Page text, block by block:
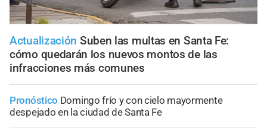
Actualización Suben las multas en Santa Fe:
cómo quedarán los nuevos montos de las
infracciones más comunes
Pronóstico Domingo frío y con cielo mayormente
despejado en la ciudad de Santa Fe